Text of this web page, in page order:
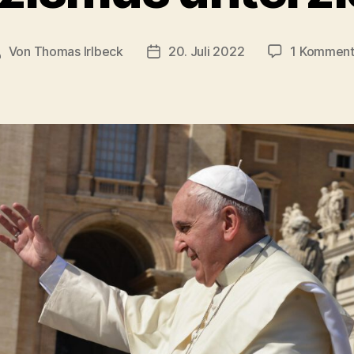
Von Thomas Irlbeck Veröffentlichungsdatum
20. Juli 2022 1